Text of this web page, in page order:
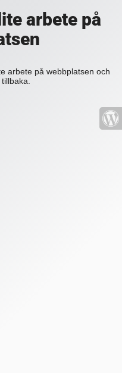
arbete på
arbete på webbplatsen och